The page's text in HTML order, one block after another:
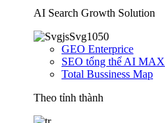
AI Search Growth Solution
GEO Enterprice
SEO tổng thể AI MAX
Total Bussiness Map
Theo tỉnh thành